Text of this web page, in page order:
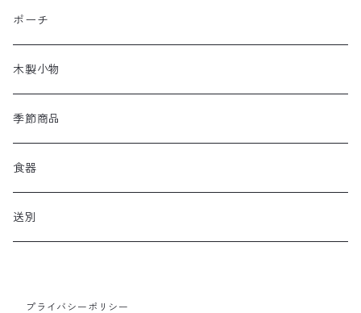
ポーチ
木製小物
季節商品
食器
送別
プライバシーポリシー